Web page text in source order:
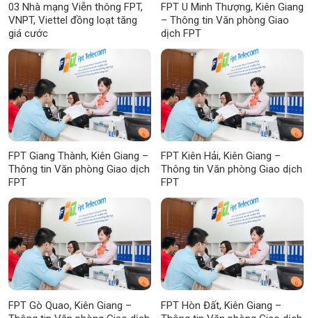
03 Nhà mạng Viễn thông FPT,
VNPT, Viettel đồng loạt tăng
giá cước
FPT U Minh Thượng, Kiên Giang
– Thông tin Văn phòng Giao
dịch FPT
FPT Giang Thành, Kiên Giang –
Thông tin Văn phòng Giao dịch
FPT
FPT Kiên Hải, Kiên Giang –
Thông tin Văn phòng Giao dịch
FPT
FPT Gò Quao, Kiên Giang –
FPT Hòn Đất, Kiên Giang –